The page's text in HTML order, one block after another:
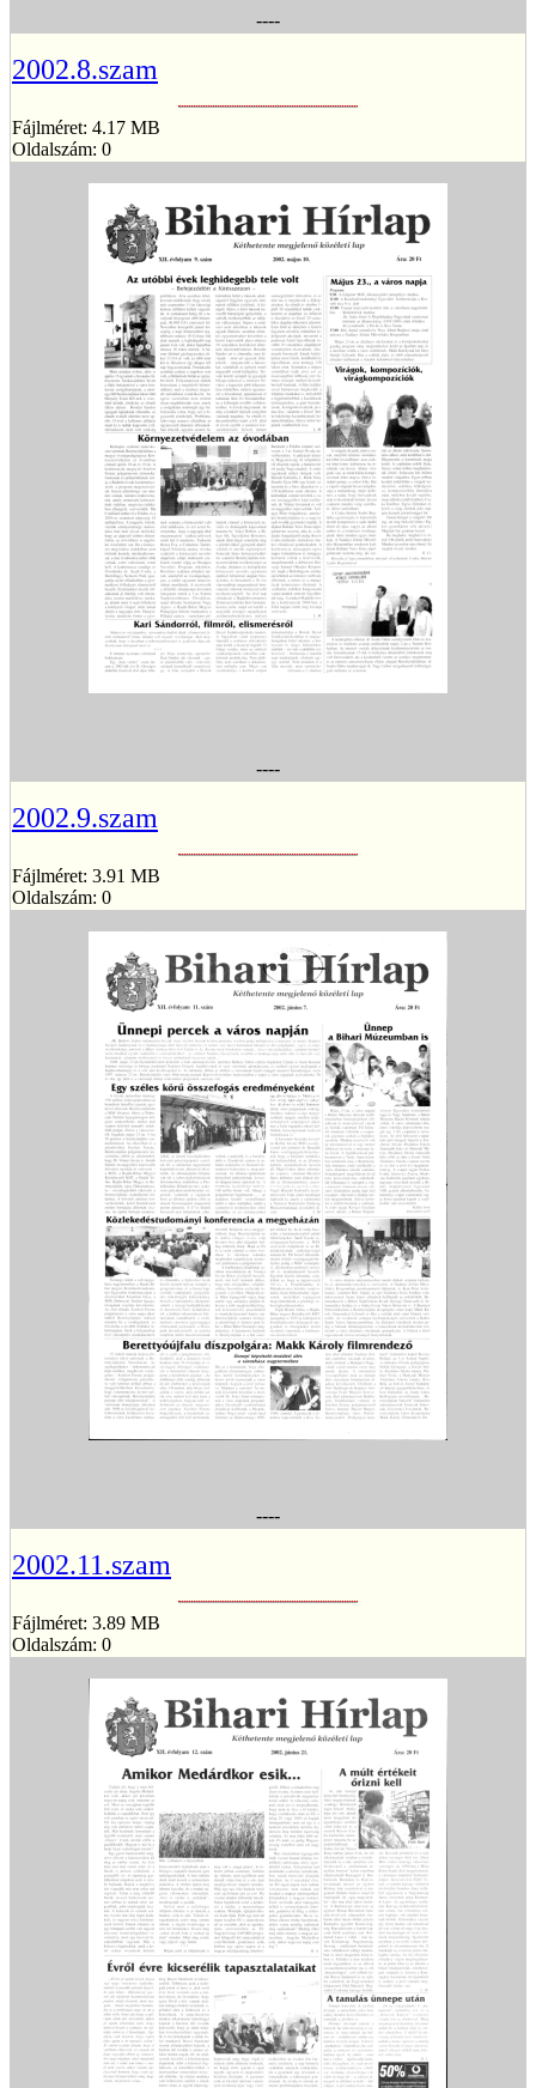
----
2002.8.szam
Fájlméret: 4.17 MB
Oldalszám: 0
----
2002.9.szam
Fájlméret: 3.91 MB
Oldalszám: 0
----
2002.11.szam
Fájlméret: 3.89 MB
Oldalszám: 0